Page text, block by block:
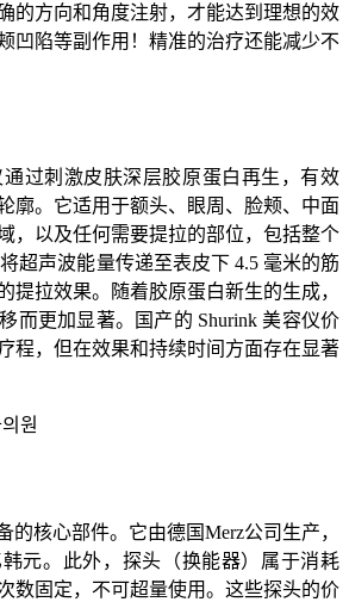
的方向和角度注射，才能达到理想的效
凹陷等副作用！精准的治疗还能减少不
通过刺激皮肤深层胶原蛋白再生，有效
廓。它适用于额头、眼周、脸颊、中面
，以及任何需要提拉的部位，包括整个
超声波能量传递至表皮下 4.5 毫米的筋
提拉效果。随着胶原蛋白新生的生成，
而更加显著。国产的 Shurink 美容仪价
程，但在效果和持续时间方面存在显著
的核心部件。它由德国Merz公司生产，
元。此外，探头（换能器）属于消耗
数固定，不可超量使用。这些探头的价